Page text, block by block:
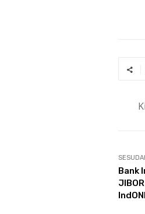
Bank